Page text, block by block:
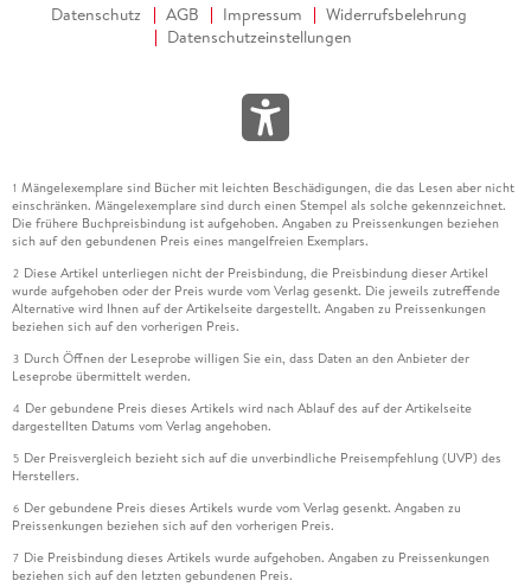
Datenschutz AGB Impressum
Widerrufsbelehrung
Datenschutzeinstellungen
1 Mängelexemplare sind Bücher mit leichten Beschädigungen, die das Lesen aber nicht
einschränken. Mängelexemplare sind durch einen Stempel als solche gekennzeichnet.
Die frühere Buchpreisbindung ist aufgehoben. Angaben zu Preissenkungen beziehen
sich auf den gebundenen Preis eines mangelfreien Exemplars.
2 Diese Artikel unterliegen nicht der Preisbindung, die Preisbindung dieser Artikel
wurde aufgehoben oder der Preis wurde vom Verlag gesenkt. Die jeweils zutreffende
Alternative wird Ihnen auf der Artikelseite dargestellt. Angaben zu Preissenkungen
beziehen sich auf den vorherigen Preis.
3 Durch Öffnen der Leseprobe willigen Sie ein, dass Daten an den Anbieter der
Leseprobe übermittelt werden.
4 Der gebundene Preis dieses Artikels wird nach Ablauf des auf der Artikelseite
dargestellten Datums vom Verlag angehoben.
5 Der Preisvergleich bezieht sich auf die unverbindliche Preisempfehlung (UVP) des
Herstellers.
6 Der gebundene Preis dieses Artikels wurde vom Verlag gesenkt. Angaben zu
Preissenkungen beziehen sich auf den vorherigen Preis.
7 Die Preisbindung dieses Artikels wurde aufgehoben. Angaben zu Preissenkungen
beziehen sich auf den letzten gebundenen Preis.